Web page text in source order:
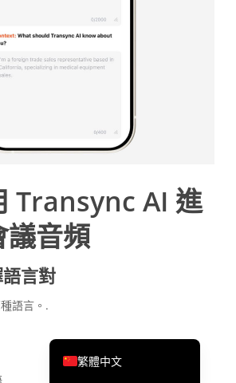
Transync AI 進
議音頻
言對
語言。.
繁體中文
Русский
Français
Deutsch
ไทย
العربية